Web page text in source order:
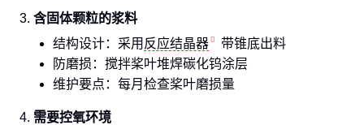
含固体颗粒的浆料
结构设计：采用 反应结晶器
带锥底出料
防磨损：搅拌桨叶堆焊碳化钨涂层
维护要点：每月检查桨叶磨损量
需要控氧环境